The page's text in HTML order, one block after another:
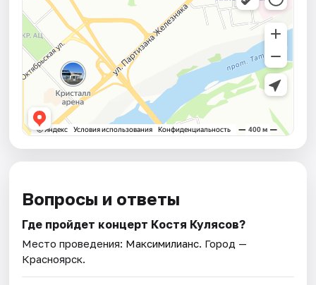
Вопросы и ответы
Где пройдет концерт Костя Кулясов?
Место проведения: Максимилианс. Город —
Красноярск.